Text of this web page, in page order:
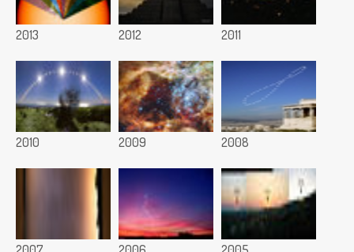
2013 2012 2011
2010 2009 2008